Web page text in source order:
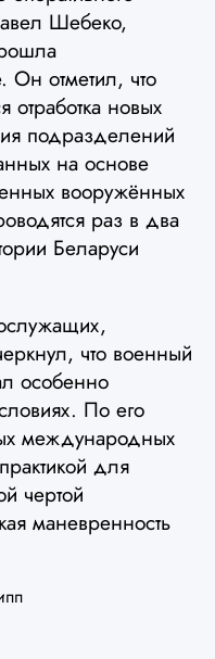
Шебеко,
Он отметил, что
отработка новых
подразделений
на основе
вооружённых
раз в два
Беларуси
что военный
особенно
По его
международных
для
чертой
маневренность